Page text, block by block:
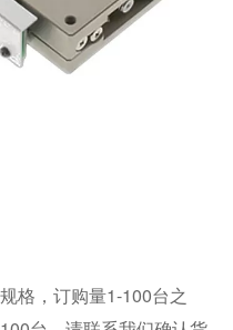
格，订购量1-100台之